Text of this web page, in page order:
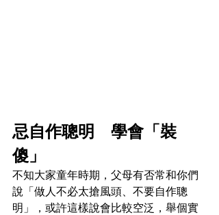
忌自作聰明　學會「裝
傻」
不知大家童年時期，父母有否常和你們
說「做人不必太搶風頭、不要自作聰
明」，或許這樣說會比較空泛，舉個實